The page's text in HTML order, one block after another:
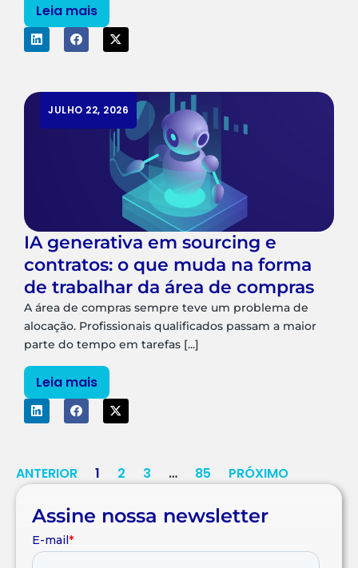
Leia mais
JULHO 22, 2026
IA generativa em sourcing e
contratos: o que muda na forma
de trabalhar da área de compras
A área de compras sempre teve um problema de
alocação. Profissionais qualificados passam a maior
parte do tempo em tarefas [...]
Leia mais
ANTERIOR 1 2 3 … 85 PRÓXIMO
Assine nossa newsletter